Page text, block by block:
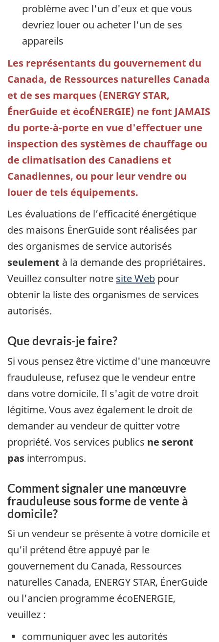
problème avec l'un d'eux et que vous
devriez louer ou acheter l'un de ses
appareils
Les représentants du gouvernement du
Canada, de Ressources naturelles Canada
et de ses marques (ENERGY STAR,
ÉnerGuide et écoÉNERGIE) ne font JAMAIS
du porte-à-porte en vue d'effectuer une
inspection des systèmes de chauffage ou
de climatisation des Canadiens et
Canadiennes, ou pour leur vendre ou
louer de tels équipements.
Les évaluations de l’efficacité énergétique
des maisons ÉnerGuide sont réalisées par
des organismes de service autorisés
seulement à la demande des propriétaires.
Veuillez consulter notre site Web pour
obtenir la liste des organismes de services
autorisés.
Que devrais-je faire?
Si vous pensez être victime d'une manœuvre
frauduleuse, refusez que le vendeur entre
dans votre domicile. Il s'agit de votre droit
légitime. Vous avez également le droit de
demander au vendeur de quitter votre
propriété. Vos services publics ne seront
pas interrompus.
Comment signaler une manœuvre
frauduleuse sous forme de vente à
domicile?
Si un vendeur se présente à votre domicile et
qu'il prétend être appuyé par le
gouvernement du Canada, Ressources
naturelles Canada, ENERGY STAR, ÉnerGuide
ou l'ancien programme écoENERGIE,
veuillez :
communiquer avec les autorités